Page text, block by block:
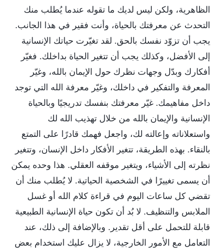
الظاهرية، ولكن ليس لديك ما تقوله عندما يُطلب منك
التحدث عن معرفتك بالحياة، وأنت فقير في هذا الجانب.
يجب أن تزوّد نفسك بالحق. لقد تغيّرت حياتك الإنسانية
إلى الأفضل، وكذلك يجب أن تتغير الحياة بداخلك. فغيّر
أفكارك وبدّل وجهات نظرك حول الإيمان بالله، وغيّر
المعرفة والتفكير في داخلك، وغيّر معرفة الله التي توجد
داخل مفاهيمك. غيّر معرفتك بنفسك تدريجيًا وبالحياة
الإنسانية والإيمان بالله من خلال تهذيب الله لك
واستعلاناته وإعالته لك، واجعل فهمك قادرًا على التمتع
بالنقاء. بهذه الطريقة، تتغير الأفكار داخل الإنسان، وتتغير
نظرته إلى الأشياء، ويتغير موقفه العقلي. هذا وحده يمكن
أن يسمى تغييرًا في الشخصية الحياتية. لا يُطلب منك أن
تقضي كل ساعات اليوم في قراءة كلام الله أو غسل
الملابس والتنظيف. لا بُد أن تكون حياة الإنسانية الطبيعية
قابلة للتحمل على أقل تقدير. وبالإضافة إلى ذلك، عند
التعامل مع الأمور الخارجية، لا يزال عليك استخدام بعض